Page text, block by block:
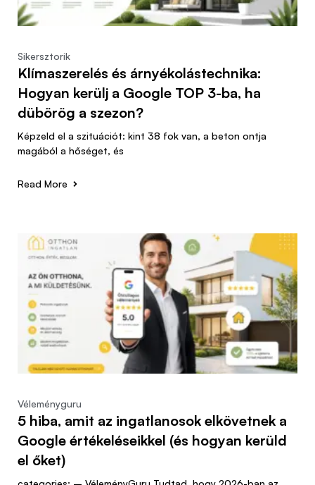
Sikersztorik
Klímaszerelés és árnyékolástechnika:
Hogyan kerülj a Google TOP 3-ba, ha
dübörög a szezon?
Képzeld el a szituációt: kint 38 fok van, a beton ontja
magából a hőséget, és
Read More
Véleményguru
5 hiba, amit az ingatlanosok elkövetnek a
Google értékeléseikkel (és hogyan kerüld
el őket)